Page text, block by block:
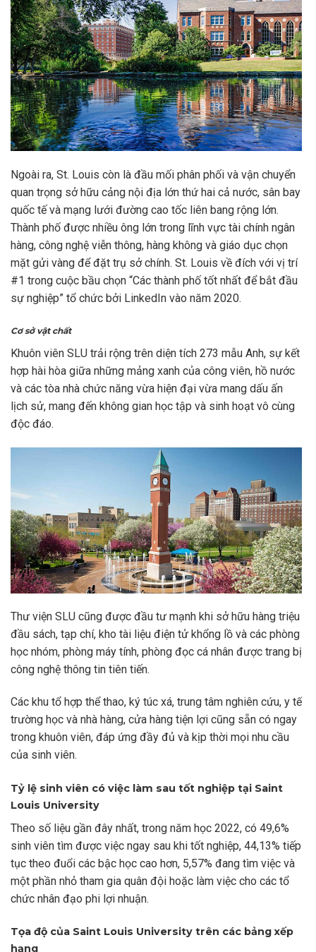
Ngoài ra, St. Louis còn là đầu mối phân phối và vận chuyển
quan trọng sở hữu cảng nội địa lớn thứ hai cả nước, sân bay
quốc tế và mạng lưới đường cao tốc liên bang rộng lớn.
Thành phố được nhiều ông lớn trong lĩnh vực tài chính ngân
hàng, công nghệ viễn thông, hàng không và giáo dục chọn
mặt gửi vàng để đặt trụ sở chính. St. Louis về đích với vị trí
#1 trong cuộc bầu chọn “Các thành phố tốt nhất để bắt đầu
sự nghiệp” tổ chức bởi LinkedIn vào năm 2020.
Cơ sở vật chất
Khuôn viên SLU trải rộng trên diện tích 273 mẫu Anh, sự kết
hợp hài hòa giữa những mảng xanh của công viên, hồ nước
và các tòa nhà chức năng vừa hiện đại vừa mang dấu ấn
lịch sử, mang đến không gian học tập và sinh hoạt vô cùng
độc đáo.
Thư viện SLU cũng được đầu tư mạnh khi sở hữu hàng triệu
đầu sách, tạp chí, kho tài liệu điện tử khổng lồ và các phòng
học nhóm, phòng máy tính, phòng đọc cá nhân được trang bị
công nghệ thông tin tiên tiến.
Các khu tổ hợp thể thao, ký túc xá, trung tâm nghiên cứu, y tế
trường học và nhà hàng, cửa hàng tiện lợi cũng sẵn có ngay
trong khuôn viên, đáp ứng đầy đủ và kịp thời mọi nhu cầu
của sinh viên.
Tỷ lệ sinh viên có việc làm sau tốt nghiệp tại Saint
Louis University
Theo số liệu gần đây nhất, trong năm học 2022, có 49,6%
sinh viên tìm được việc ngay sau khi tốt nghiệp, 44,13% tiếp
tục theo đuổi các bậc học cao hơn, 5,57% đang tìm việc và
một phần nhỏ tham gia quân đội hoặc làm việc cho các tổ
chức nhân đạo phi lợi nhuận.
Tọa độ của Saint Louis University trên các bảng xếp
hạng